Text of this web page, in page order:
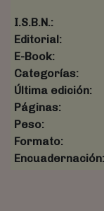
I.S.B.N.:
Editorial:
E-Book:
Categorías:
Última edición:
Páginas:
Peso:
Formato:
Encuadernación: